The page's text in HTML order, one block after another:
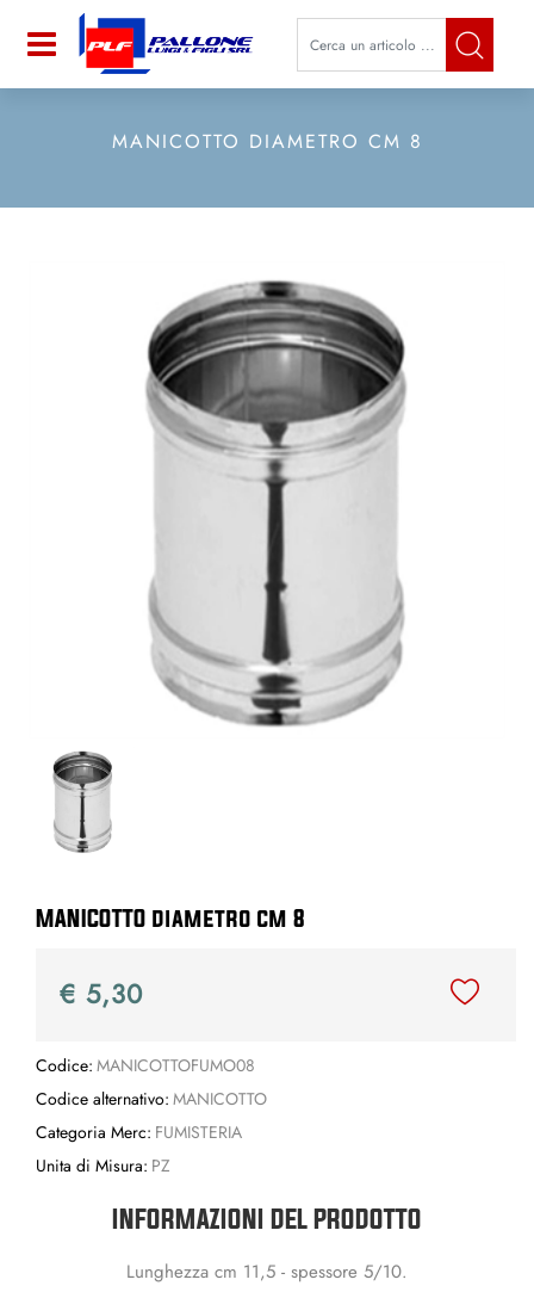
Open La modifica di un filtro
MANICOTTO DIAMETRO CM 8
MANICOTTO diametro cm 8
€ 5,30
Codice: MANICOTTOFUMO08
Codice alternativo: MANICOTTO
Categoria Merc: FUMISTERIA
Unita di Misura: PZ
INFORMAZIONI DEL PRODOTTO
Lunghezza cm 11,5 - spessore 5/10.